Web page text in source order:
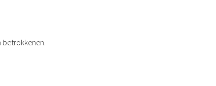
betrokkenen.